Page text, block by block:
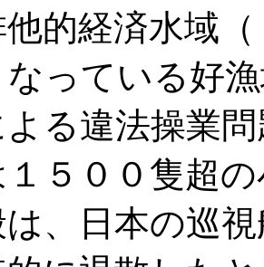
他的経済水域
っている好
る違法操業
５００隻超
は、日本の巡